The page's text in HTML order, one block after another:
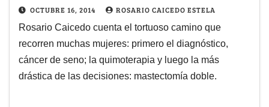
OCTUBRE 16, 2014 ROSARIO CAICEDO ESTELA
Rosario Caicedo cuenta el tortuoso camino que
recorren muchas mujeres: primero el diagnóstico,
cáncer de seno; la quimoterapia y luego la más
drástica de las decisiones: mastectomía doble.